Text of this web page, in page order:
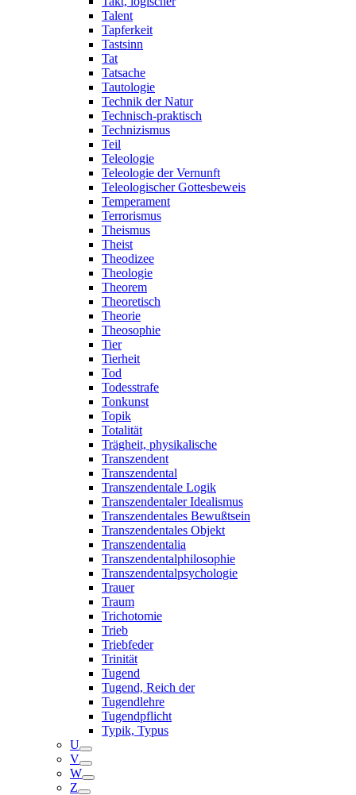
Talent
Tapferkeit
Tastsinn
Tat
Tatsache
Tautologie
Technik der Natur
Technisch-praktisch
Technizismus
Teil
Teleologie
Teleologie der Vernunft
Teleologischer Gottesbeweis
Temperament
Terrorismus
Theismus
Theist
Theodizee
Theologie
Theorem
Theoretisch
Theorie
Theosophie
Tier
Tierheit
Tod
Todesstrafe
Tonkunst
Topik
Totalität
Trägheit, physikalische
Transzendent
Transzendental
Transzendentale Logik
Transzendentaler Idealismus
Transzendentales Bewußtsein
Transzendentales Objekt
Transzendentalia
Transzendentalphilosophie
Transzendentalpsychologie
Trauer
Traum
Trichotomie
Trieb
Triebfeder
Trinität
Tugend
Tugend, Reich der
Tugendlehre
Tugendpflicht
Typik, Typus
U
V
W
Z